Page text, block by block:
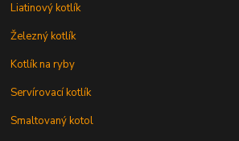
Liatinový kotlík
Železný kotlík
Kotlík na ryby
Servírovací kotlík
Smaltovaný kotol